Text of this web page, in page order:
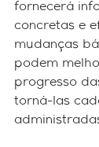
fornecerá
concretas e
mudanças
podem
progresso
torná-las